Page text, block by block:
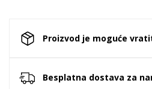
Proizvod je moguće
Besplatna dostava za